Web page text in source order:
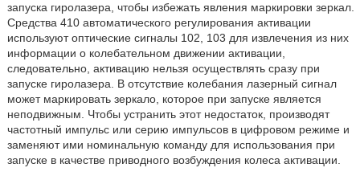
запуска гиролазера, чтобы избежать явления маркировки зеркал.
Средства 410 автоматического регулирования активации
используют оптические сигналы 102, 103 для извлечения из них
информации о колебательном движении активации,
следовательно, активацию нельзя осуществлять сразу при
запуске гиролазера. В отсутствие колебания лазерный сигнал
может маркировать зеркало, которое при запуске является
неподвижным. Чтобы устранить этот недостаток, производят
частотный импульс или серию импульсов в цифровом режиме и
заменяют ими номинальную команду для использования при
запуске в качестве приводного возбуждения колеса активации.